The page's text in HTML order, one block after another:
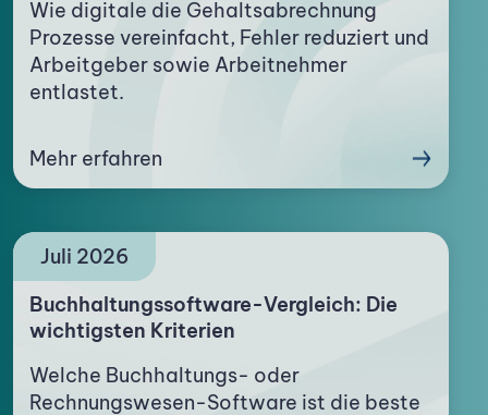
Wie digitale die Gehaltsabrechnung
Prozesse vereinfacht, Fehler reduziert und
Arbeitgeber sowie Arbeitnehmer
entlastet.
Mehr erfahren
Juli 2026
Buchhaltungssoftware-Vergleich: Die
wichtigsten Kriterien
Welche Buchhaltungs- oder
Rechnungswesen-Software ist die beste